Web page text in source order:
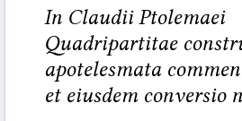
In Claudii Ptolemaei
Quadripartitae
apotelesmata
et eiusdem conversio